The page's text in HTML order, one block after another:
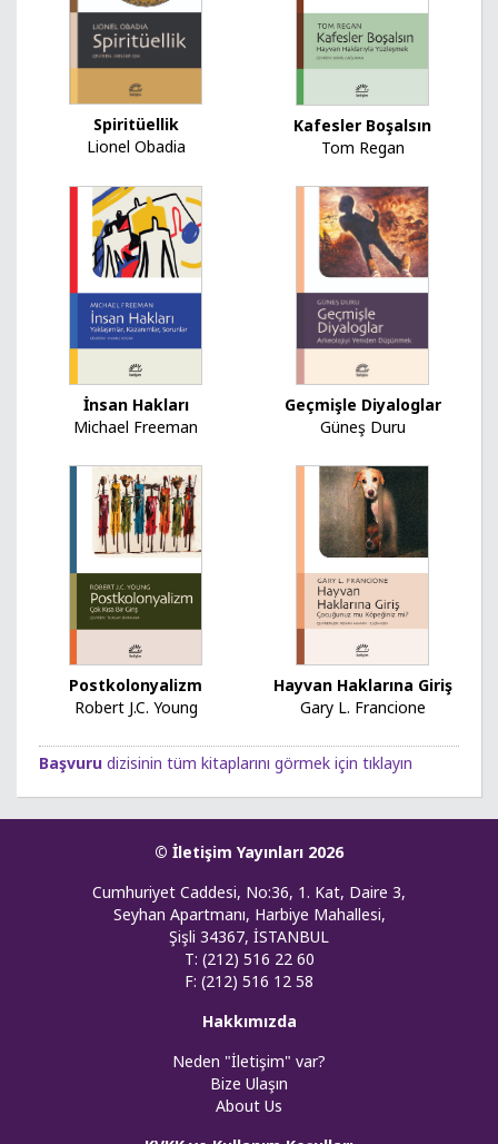
Spiritüellik
Lionel Obadia
Kafesler Boşalsın
Tom Regan
İnsan Hakları
Michael Freeman
Geçmişle Diyaloglar
Güneş Duru
Postkolonyalizm
Robert J.C. Young
Hayvan Haklarına Giriş
Gary L. Francione
Başvuru dizisinin tüm kitaplarını görmek için tıklayın
© İletişim Yayınları 2026
Cumhuriyet Caddesi, No:36, 1. Kat, Daire 3,
Seyhan Apartmanı, Harbiye Mahallesi,
Şişli 34367, İSTANBUL
T: (212) 516 22 60
F: (212) 516 12 58
Hakkımızda
Neden "İletişim" var?
Bize Ulaşın
About Us